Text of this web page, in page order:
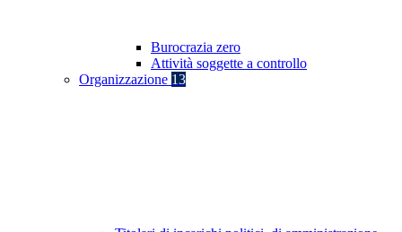
Burocrazia zero
Attività soggette a controllo
Organizzazione 13